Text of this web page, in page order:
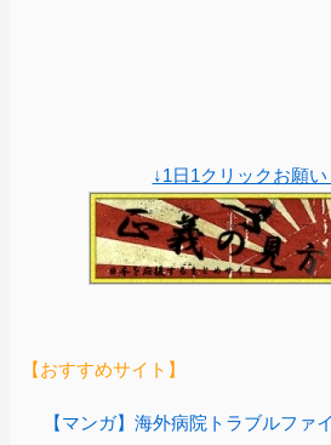
↓1日1クリックお願い
【おすすめサイト】
【マンガ】海外病院トラブルファ